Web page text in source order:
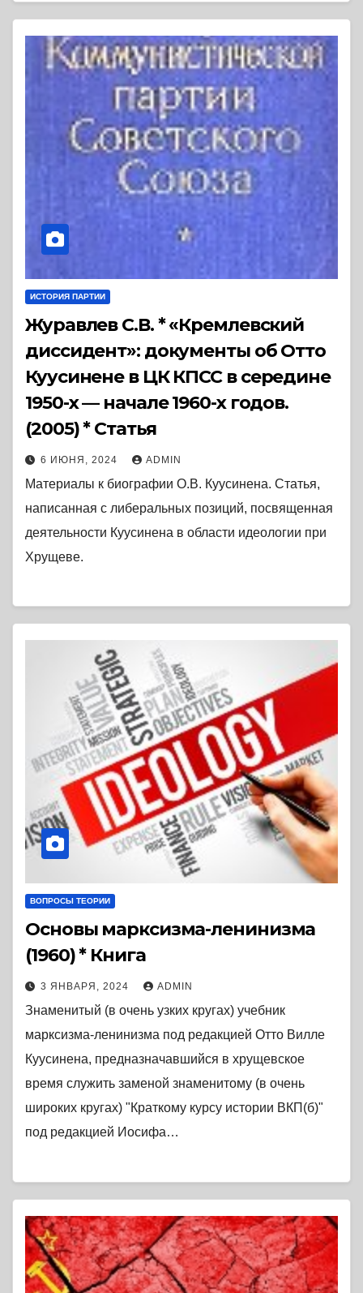
ИСТОРИЯ ПАРТИИ
Журавлев С.В. * «Кремлевский
диссидент»: документы об Отто
Куусинене в ЦК КПСС в середине
1950-х — начале 1960-х годов.
(2005) * Статья
6 ИЮНЯ, 2024 ADMIN
Материалы к биографии О.В. Куусинена. Статья,
написанная с либеральных позиций, посвященная
деятельности Куусинена в области идеологии при
Хрущеве.
ВОПРОСЫ ТЕОРИИ
Основы марксизма-ленинизма
(1960) * Книга
3 ЯНВАРЯ, 2024 ADMIN
Знаменитый (в очень узких кругах) учебник
марксизма-ленинизма под редакцией Отто Вилле
Куусинена, предназначавшийся в хрущевское
время служить заменой знаменитому (в очень
широких кругах) "Краткому курсу истории ВКП(б)"
под редакцией Иосифа…